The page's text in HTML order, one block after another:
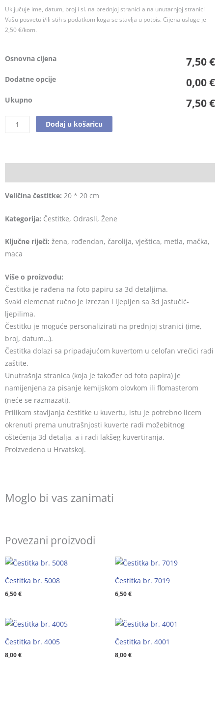
Uključuje ime, datum, broj i sl. na prednjoj stranici a na unutarnjoj stranici
Vašu posvetu i/ili stih s podatkom koga se stavlja u potpis. Cijena usluge je
2,50 €/kom.
Osnovna cijena 7,50 €
Dodatne opcije 0,00 €
Ukupno 7,50 €
Dodaj u košaricu
Veličina čestitke: 20 * 20 cm
Kategorija: Čestitke, Odrasli, Žene
Ključne riječi: žena, rođendan, čarolija, vještica, metla, mačka,
maca
Više o proizvodu:
Čestitka je rađena na foto papiru sa 3d detaljima.
Svaki elemenat ručno je izrezan i ljepljen sa 3d jastučić-
ljepilima.
Čestitku je moguće personalizirati na prednjoj stranici (ime,
broj, datum…).
Čestitka dolazi sa pripadajućom kuvertom u celofan vrećici radi
zaštite.
Unutrašnja stranica (koja je također od foto papira) je
namijenjena za pisanje kemijskom olovkom ili flomasterom
(neće se razmazati).
Prilikom stavljanja čestitke u kuvertu, istu je potrebno licem
okrenuti prema unutrašnjosti kuverte radi možebitnog
oštećenja 3d detalja, a i radi lakšeg kuvertiranja.
Proizvedeno u Hrvatskoj.
Moglo bi vas zanimati
Povezani proizvodi
Čestitka br. 5008
6,50€
Čestitka br. 7019
6,50€
Čestitka br. 4005
8,00€
Čestitka br. 4001
8,00€